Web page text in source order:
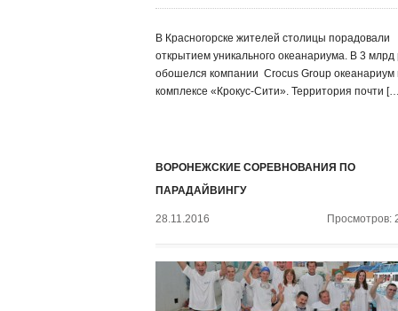
В Красногорске жителей столицы порадовали
открытием уникального океанариума. В 3 млрд
обошелся компании ‍ Crocus Group океанариум
комплексе «Крокус-Сити». Территория почти
ВОРОНЕЖСКИЕ СОРЕВНОВАНИЯ ПО
ПАРАДАЙВИНГУ
28.11.2016 Просмотров: